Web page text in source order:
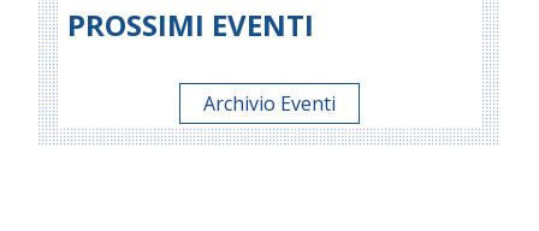
PROSSIMI EVENTI
Archivio Eventi